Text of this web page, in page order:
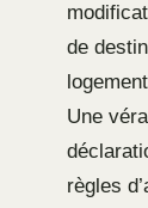
de
Une
règles